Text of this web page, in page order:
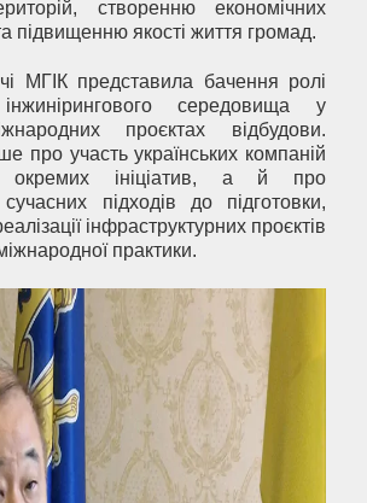
створенню економічних
підвищенню якості життя громад.
МГІК представила бачення ролі
інжинірингового середовища у
проєктах відбудови.
про участь українських компаній
окремих ініціатив, а й про
підходів до підготовки,
інфраструктурних проєктів
практики.